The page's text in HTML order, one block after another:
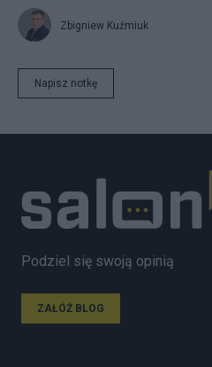
Zbigniew Kuźmiuk
Napisz notkę
Podziel się swoją opinią
ZAŁÓŻ BLOG